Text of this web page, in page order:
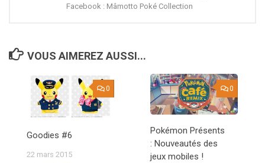
Facebook : Mâmotto Poké Collection
VOUS AIMEREZ AUSSI...
0
Goodies #6
22 mars 2015
0
Pokémon Présents
: Nouveautés des
jeux mobiles !